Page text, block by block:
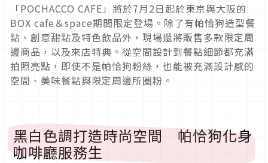
「POCHACCO CAFE」將於7月2日起於東京與大阪的
BOX cafe＆space期間限定登場。除了有帕恰狗造型餐
點、創意甜點及特色飲品外，現場還將販售多款限定周
邊商品，以及來店特典。從空間設計到餐點細節都充滿
拍照亮點，即使不是帕恰狗粉絲，也能被充滿設計感的
空間、美味餐點與限定周邊所圈粉。
黑白色調打造時尚空間 帕恰狗化身
咖啡廳服務生